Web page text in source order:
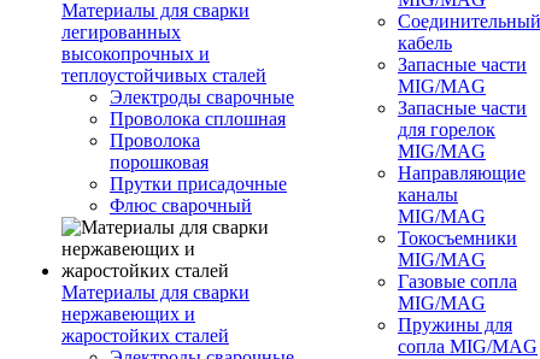
Материалы для сварки
легированных
высокопрочных и
теплоустойчивых сталей
Электроды сварочные
Проволока сплошная
Проволока
порошковая
Прутки присадочные
Флюс сварочный
Материалы для сварки
нержавеющих и
жаростойких сталей
Соединительный
кабель
Запасные части
MIG/MAG
Запасные части
для горелок
MIG/MAG
Направляющие
каналы
MIG/MAG
Токосъемники
MIG/MAG
Газовые сопла
MIG/MAG
Пружины для
сопла MIG/MAG